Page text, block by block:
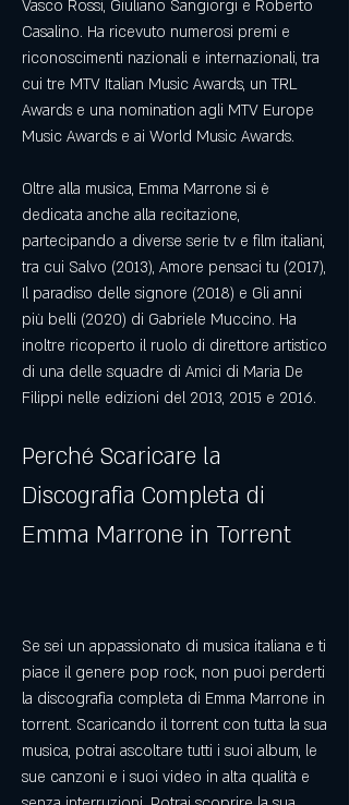
Vasco Rossi, Giuliano Sangiorgi e Roberto
Casalino. Ha ricevuto numerosi premi e
riconoscimenti nazionali e internazionali, tra
cui tre MTV Italian Music Awards, un TRL
Awards e una nomination agli MTV Europe
Music Awards e ai World Music Awards.
Oltre alla musica, Emma Marrone si è
dedicata anche alla recitazione,
partecipando a diverse serie tv e film italiani,
tra cui Salvo (2013), Amore pensaci tu (2017),
Il paradiso delle signore (2018) e Gli anni
più belli (2020) di Gabriele Muccino. Ha
inoltre ricoperto il ruolo di direttore artistico
di una delle squadre di Amici di Maria De
Filippi nelle edizioni del 2013, 2015 e 2016.
Perché Scaricare la
Discografia Completa di
Emma Marrone in Torrent
Se sei un appassionato di musica italiana e ti
piace il genere pop rock, non puoi perderti
la discografia completa di Emma Marrone in
torrent. Scaricando il torrent con tutta la sua
musica, potrai ascoltare tutti i suoi album, le
sue canzoni e i suoi video in alta qualità e